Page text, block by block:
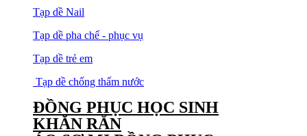
Tạp dề Nail
Tạp dề pha chế - phục vụ
Tạp dề trẻ em
Tạp dề chống thấm nước
ĐỒNG PHỤC HỌC SINH
KHĂN RẰN